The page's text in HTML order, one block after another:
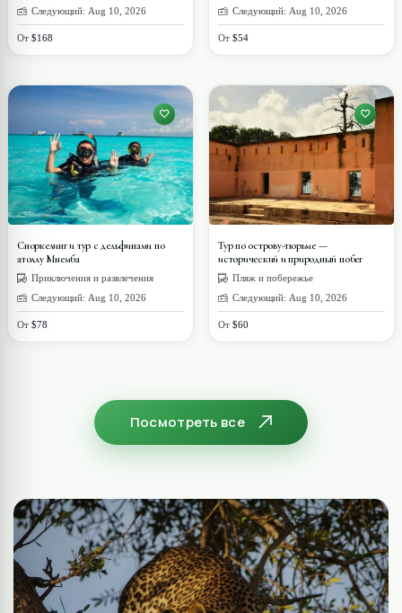
Следующий: Aug 10, 2026
От $168
Следующий: Aug 10, 2026
От $54
Сноркелинг и тур с дельфинами по
атоллу Мнемба
Приключения и развлечения
Следующий: Aug 10, 2026
От $78
Тур по острову-тюрьме —
исторический и природный побег
Пляж и побережье
Следующий: Aug 10, 2026
От $60
Посмотреть все